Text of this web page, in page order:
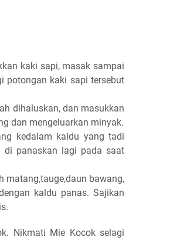
kaki sapi, masak sampai
potongan kaki sapi tersebut
dihaluskan, dan masukkan
dan mengeluarkan minyak.
kedalam kaldu yang tadi
di panaskan lagi pada saat
matang,tauge,daun bawang,
kaldu panas. Sajikan
Nikmati Mie Kocok selagi